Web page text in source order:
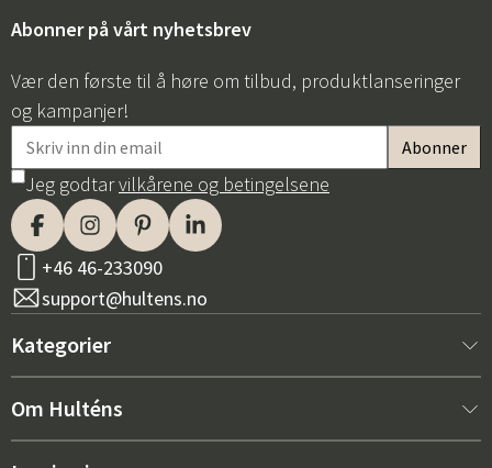
Abonner på vårt nyhetsbrev
Vær den første til å høre om tilbud, produktlanseringer
og kampanjer!
Jeg godtarvilkårene og betingelsene
+46 46-233090
support@hultens.no
Kategorier
Nytt hos oss
Om Hulténs